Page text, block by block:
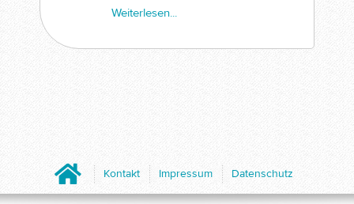
Weiterlesen...
Home
Kontakt Impressum Datenschutz